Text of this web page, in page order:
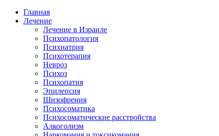
Главная
Лечение
Лечение в Израиле
Психопатология
Психиатрия
Психотерапия
Невроз
Психоз
Психопатия
Эпилепсия
Шизофрения
Психосоматика
Психосоматические расстройства
Алкоголизм